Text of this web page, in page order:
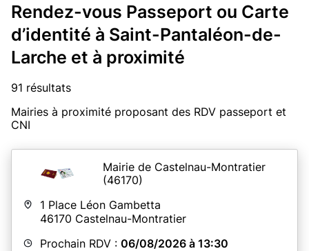
Rendez-vous Passeport ou Carte
d’identité à Saint-Pantaléon-de-
Larche et à proximité
91 résultats
Mairies à proximité proposant des RDV passeport et
CNI
Mairie de Castelnau-Montratier
(46170)
1 Place Léon Gambetta
46170 Castelnau-Montratier
Prochain RDV : 06/08/2026 à 13:30